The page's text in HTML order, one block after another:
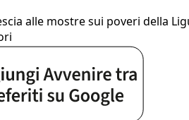
alle mostre sui poveri della